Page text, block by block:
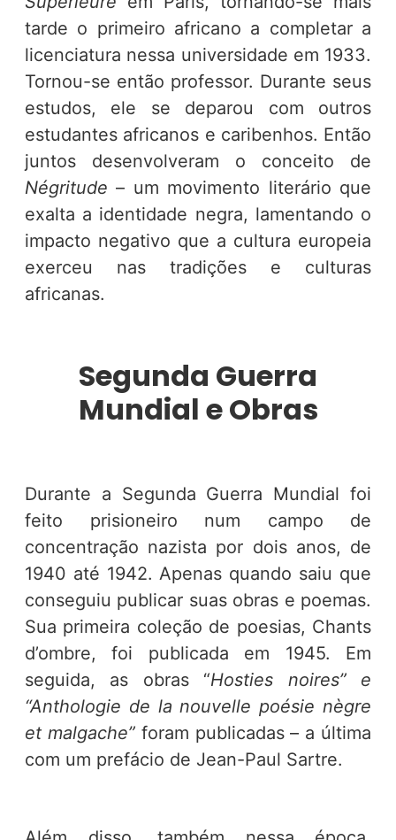
tarde o primeiro africano a completar a
licenciatura nessa universidade em 1933.
Tornou-se então professor. Durante seus
estudos, ele se deparou com outros
estudantes africanos e caribenhos. Então
juntos desenvolveram o conceito de
Négritude – um movimento literário que
exalta a identidade negra, lamentando o
impacto negativo que a cultura europeia
exerceu nas tradições e culturas
africanas.
Segunda Guerra
Mundial e Obras
Durante a Segunda Guerra Mundial foi
feito prisioneiro num campo de
concentração nazista por dois anos, de
1940 até 1942. Apenas quando saiu que
conseguiu publicar suas obras e poemas.
Sua primeira coleção de poesias, Chants
d’ombre, foi publicada em 1945. Em
seguida, as obras “Hosties noires” e
“Anthologie de la nouvelle poésie nègre
et malgache” foram publicadas – a última
com um prefácio de Jean-Paul Sartre.